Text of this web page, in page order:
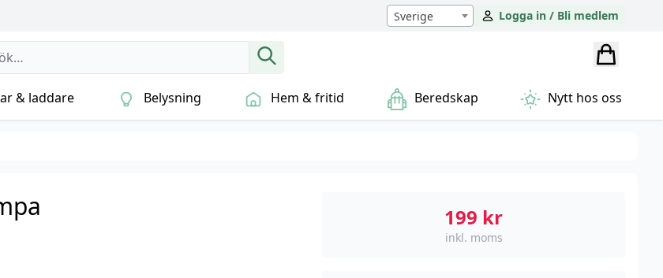
Sverige Logga in / Bli medlem
& laddare Belysning Hem & fritid Beredskap Nytt hos oss
199 kr
inkl. moms